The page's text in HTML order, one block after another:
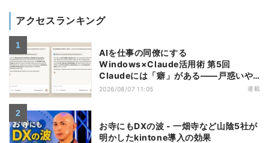
アクセスランキング
AIを仕事の同僚にする
Windows×Claude活用術 第5回
Claudeには「癖」がある――戸惑いや
すい7つの仕様
2026/08/07 11:05 連載
お寺にもDXの波 - 一畑寺など山陰5社が
明かしたkintone導入の効果